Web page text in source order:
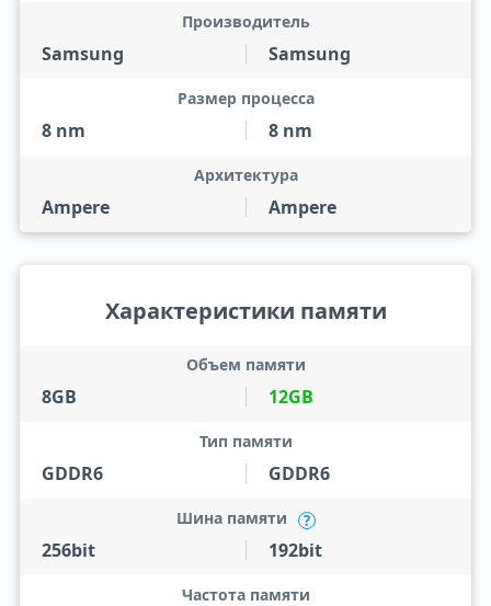
Samsung
Производитель
Samsung
8 nm
Размер процесса
8 nm
Ampere
Архитектура
Ampere
Характеристики памяти
8GB
Объем памяти
12GB
GDDR6
Тип памяти
GDDR6
256bit
Шина памяти ?
192bit
Частота памяти